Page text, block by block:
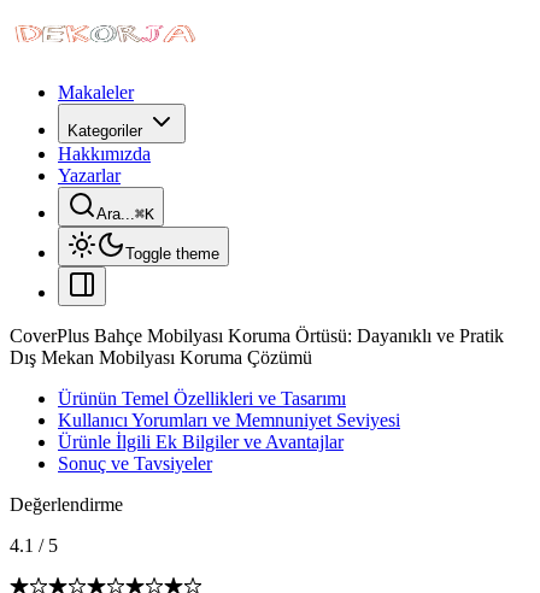
Makaleler
Kategoriler
Hakkımızda
Yazarlar
Ara...⌘K
Toggle theme
CoverPlus Bahçe Mobilyası Koruma Örtüsü: Dayanıklı ve Pratik
Dış Mekan Mobilyası Koruma Çözümü
Ürünün Temel Özellikleri ve Tasarımı
Kullanıcı Yorumları ve Memnuniyet Seviyesi
Ürünle İlgili Ek Bilgiler ve Avantajlar
Sonuç ve Tavsiyeler
Değerlendirme
4.1 / 5